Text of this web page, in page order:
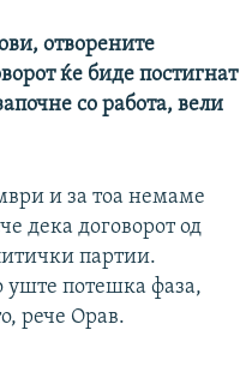
отворените
ќе биде постигнат
со работа, вели
и за тоа немаме
дека договорот од
партии.
уште потешка фаза,
рече Орав.